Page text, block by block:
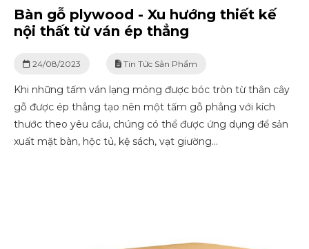
Bàn gỗ plywood - Xu hướng thiết kế
nội thất từ ván ép thẳng
24/08/2023 Tin Tức Sản Phẩm
Khi những tấm ván lạng mỏng được bóc tròn từ thân cây
gỗ được ép thẳng tạo nên một tấm gỗ phẳng với kích
thước theo yêu cầu, chúng có thể được ứng dụng để sản
xuất mặt bàn, hộc tủ, kệ sách, vạt giường...